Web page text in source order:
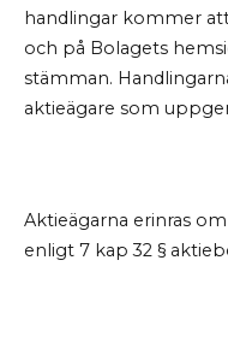
handlingar kommer
och på Bolagets
stämman.
aktieägare som
Aktieägarna erinras
enligt 7 kap 32 §